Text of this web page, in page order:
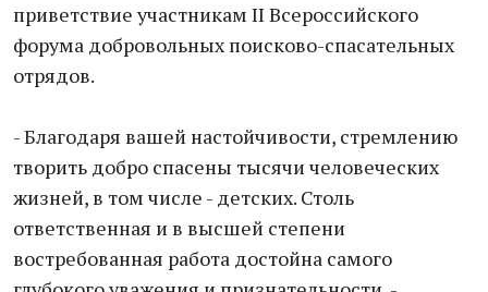
приветствие участникам II Всероссийского
форума добровольных поисково-спасательных
отрядов.
- Благодаря вашей настойчивости, стремлению
творить добро спасены тысячи человеческих
жизней, в том числе - детских. Столь
ответственная и в высшей степени
востребованная работа достойна самого